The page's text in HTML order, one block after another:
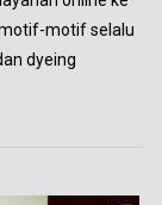
motif selalu
dyeing